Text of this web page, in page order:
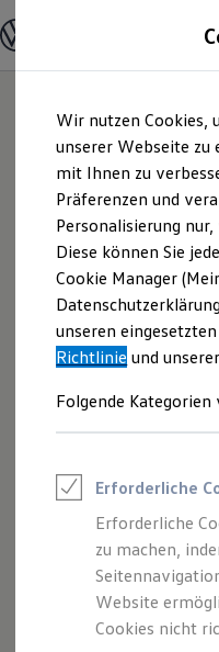
Hauptinhalt
springen
Footer
springen
Modelle und
Modelle
Elektroautos
ENERGY
Nutzfahrzeuge
SUV und CUV
Familienautos
Kombis
Kompaktwagen
Sportwagen
Schnell verfügbare
Angebote und Produkte
Aktuelle
E-Auto-
Volkswagen
Junge
Leasing
Leasing-
Junge
Leasing
Service
Wir nutzen Cookies,
unserer Webseite
mit Ihnen zu
Präferenzen und
Personalisierung
Diese können Sie
Cookie Manager
unseren
Richtlinie und unserer
Folgende
Erforderliche
Erforderliche
zu machen,
Website
Cookies nicht